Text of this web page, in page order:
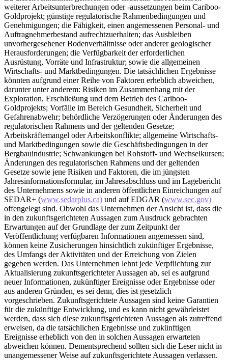
weiterer Arbeitsunterbrechungen oder -aussetzungen beim Cariboo-
Goldprojekt; günstige regulatorische Rahmenbedingungen und
Genehmigungen; die Fähigkeit, einen angemessenen Personal- und
Auftragnehmerbestand aufrechtzuerhalten; das Ausbleiben
unvorhergesehener Bodenverhältnisse oder anderer geologischer
Herausforderungen; die Verfügbarkeit der erforderlichen
Ausrüstung, Vorräte und Infrastruktur; sowie die allgemeinen
Wirtschafts- und Marktbedingungen. Die tatsächlichen Ergebnisse
könnten aufgrund einer Reihe von Faktoren erheblich abweichen,
darunter unter anderem: Risiken im Zusammenhang mit der
Exploration, Erschließung und dem Betrieb des Cariboo-
Goldprojekts; Vorfälle im Bereich Gesundheit, Sicherheit und
Gefahrenabwehr; behördliche Verzögerungen oder Änderungen des
regulatorischen Rahmens und der geltenden Gesetze;
Arbeitskräftemangel oder Arbeitskonflikte; allgemeine Wirtschafts-
und Marktbedingungen sowie die Geschäftsbedingungen in der
Bergbauindustrie; Schwankungen bei Rohstoff- und Wechselkursen;
Änderungen des regulatorischen Rahmens und der geltenden
Gesetze sowie jene Risiken und Faktoren, die im jüngsten
Jahresinformationsformular, im Jahresabschluss und im Lagebericht
des Unternehmens sowie in anderen öffentlichen Einreichungen auf
SEDAR+ (www.sedarplus.ca) und auf EDGAR (www.sec.gov)
offengelegt sind. Obwohl das Unternehmen der Ansicht ist, dass die
in den zukunftsgerichteten Aussagen zum Ausdruck gebrachten
Erwartungen auf der Grundlage der zum Zeitpunkt der
Veröffentlichung verfügbaren Informationen angemessen sind,
können keine Zusicherungen hinsichtlich zukünftiger Ergebnisse,
des Umfangs der Aktivitäten und der Erreichung von Zielen
gegeben werden. Das Unternehmen lehnt jede Verpflichtung zur
Aktualisierung zukunftsgerichteter Aussagen ab, sei es aufgrund
neuer Informationen, zukünftiger Ereignisse oder Ergebnisse oder
aus anderen Gründen, es sei denn, dies ist gesetzlich
vorgeschrieben. Zukunftsgerichtete Aussagen sind keine Garantien
für die zukünftige Entwicklung, und es kann nicht gewährleistet
werden, dass sich diese zukunftsgerichteten Aussagen als zutreffend
erweisen, da die tatsächlichen Ergebnisse und zukünftigen
Ereignisse erheblich von den in solchen Aussagen erwarteten
abweichen können. Dementsprechend sollten sich die Leser nicht in
unangemessener Weise auf zukunftsgerichtete Aussagen verlassen.